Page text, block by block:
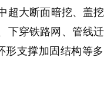
超大断面暗挖、盖
下穿铁路网、管线
形支撑加固结构等